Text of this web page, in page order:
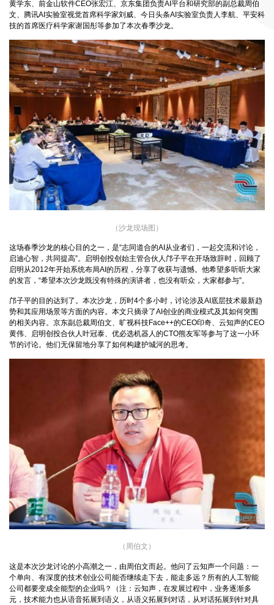
黄学东、前金山软件CEO张宏江、京东集团负责AI平台和研究部的副总裁周伯
文、腾讯AI实验室视觉首席科学家刘威、今日头条AI实验室负责人李航、平安科
技的首席医疗科学家谢国彤等参加了本次春季沙龙。
（沙龙现场图）
这场春季沙龙的核心目的之一，是“志同道合的AI从业者们，一起交流和讨论，
启迪心智，共同提高”。启明创投创始主管合伙人邝子平在开场致辞时，回顾了
启明从2012年开始系统布局AI的历程，分享了收获与遗憾。他希望多听听大家
的发言，“希望本次沙龙既没有特殊的演讲者，也没有听众，大家都参与”。
邝子平的目的达到了。本次沙龙，历时4个多小时，讨论涉及AI底层技术最新趋
势和其应用场景等方面的内容。本文只摘录了AI创业的商业模式及其如何突围
的相关内容。京东副总裁周伯文、旷视科技Face++的CEO印奇、云知声的CEO
黄伟、启明创投合伙人叶冠泰、优必选机器人的CTO熊友军等参与了这一小环
节的讨论。他们无保留地分享了如何构建护城河的思考。
（周伯文）
这是本次沙龙讨论的小高潮之一，由周伯文而起。他问了云知声一个问题：一
个单向、有深度的技术创业公司能否继续走下去，能走多远？所有的人工智能
公司都要变成全能型的企业吗？（注：云知声，在发展过程中，业务逐渐多
元，技术能力也从语音拓展到语义，从语义拓展到对话，从对话拓展到针对具